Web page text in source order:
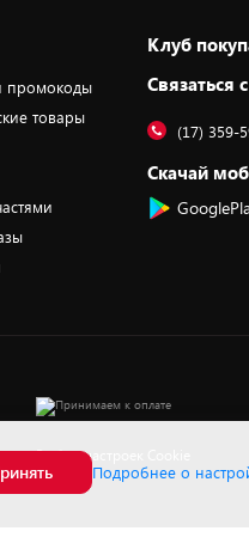
промокоды
товары
Клуб
Cвязаться
(17) 359-
Скачай
Выбор настроек Cookie
Подробнее о